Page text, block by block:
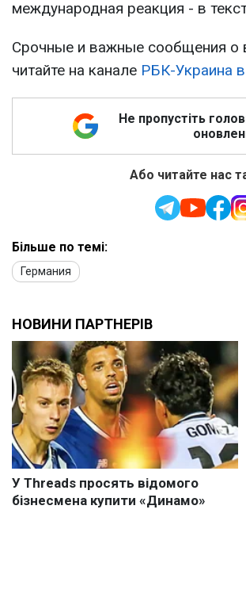
международная реакция - в
Срочные и важные сообщения о
читайте на канале РБК-Украина
Не пропустіть
Або читайте нас
Більше по темі:
Германия